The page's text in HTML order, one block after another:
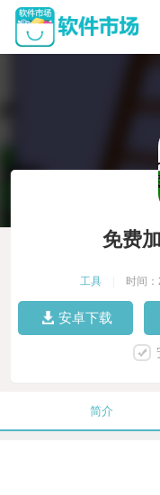
免费
工具 时间
安卓下载
简介